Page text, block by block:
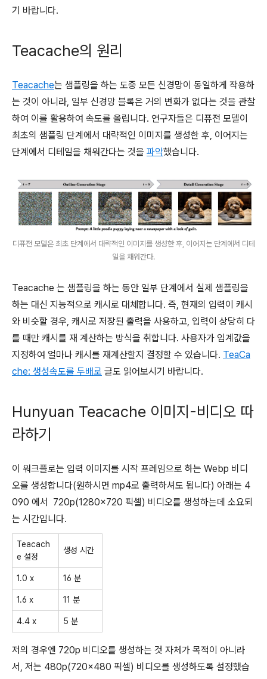
기 바랍니다.
Teacache의 원리
Teacache는 샘플링을 하는 도중 모든 신경망이 동일하게 작용하
는 것이 아니라, 일부 신경망 블록은 거의 변화가 없다는 것을 관찰
하여 이를 활용하여 속도를 올립니다. 연구자들은 디퓨전 모델이
최초의 샘플링 단계에서 대략적인 이미지를 생성한 후, 이어지는
단계에서 디테일을 채워간다는 것을 파악했습니다.
디퓨전 모델은 최초 단계에서 대략적인 이미지를 생성한 후, 이어지는 단계에서 디테
일을 채워간다.
Teacache 는 샘플링을 하는 동안 일부 단계에서 실제 샘플링을
하는 대신 지능적으로 캐시로 대체합니다. 즉, 현재의 입력이 캐시
와 비슷할 경우, 캐시로 저장된 출력을 사용하고, 입력이 상당히 다
를 때만 캐시를 재 계산하는 방식을 취합니다. 사용자가 임계값을
지정하여 얼마나 캐시를 재계산할지 결정할 수 있습니다. TeaCa
che: 생성속도를 두배로 글도 읽어보시기 바랍니다.
Hunyuan Teacache 이미지-비디오 따
라하기
이 워크플로는 입력 이미지를 시작 프레임으로 하는 Webp 비디
오를 생성합니다(원하시면 mp4로 출력하셔도 됩니다) 아래는 4
090 에서 720p(1280x720 픽셀) 비디오를 생성하는데 소요되
는 시간입니다.
Teacach
e 설정
생성 시간
1.0 x 16 분
1.6 x 11 분
4.4 x 5 분
저의 경우엔 720p 비디오를 생성하는 것 자체가 목적이 아니라
서, 저는 480p(720x480 픽셀) 비디오를 생성하도록 설정했습